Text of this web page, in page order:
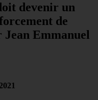
devenir un
de
Emmanuel